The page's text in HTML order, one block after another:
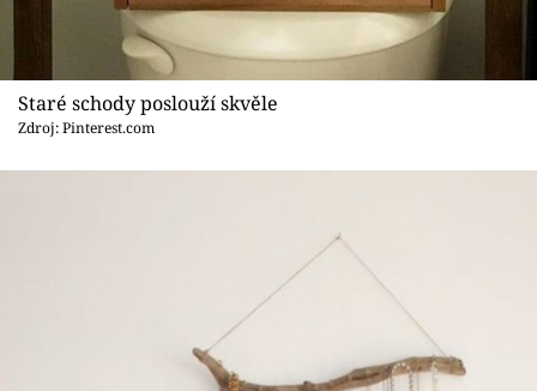
Staré schody poslouží skvěle
Zdroj: Pinterest.com